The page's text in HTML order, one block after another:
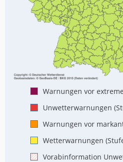
Warnungen vor
Unwetterwarnungen
Warnungen vor
Wetterwarnungen
Vorabinformation